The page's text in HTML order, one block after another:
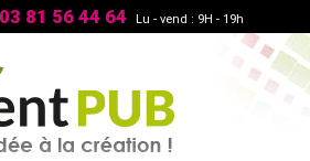
03 81 56 44 64 Lu - vend : 9H - 19h